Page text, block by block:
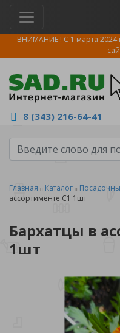
ВНИМАНИЕ ! С 1 марта
8 (343) 216-64-41
Главная Каталог
ассортименте С1 1шт
Бархатцы в
1шт